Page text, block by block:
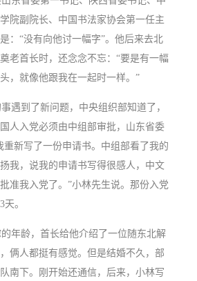
院副院长、中国书法家协会第一任主
：“没有向他讨一幅字”。他后来去北
老首长时，还念念不忘：“要是有一幅
，就像他跟我在一起时一样。”
遇到了新问题，中央组织部知道了，
人入党必须由中组部审批，山东省委
重新写了一份申请书。中组部看了我的
我，说我的申请书写得很感人，中文
准我入党了。”小林先生说。那份入党
。
年龄，首长给他介绍了一位随东北解
俩人都挺有感觉。但是结婚不久，部
南下。刚开始还通信，后来，小林写